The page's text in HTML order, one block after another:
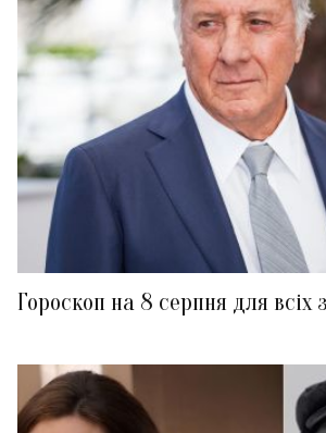
Гороскоп на 8 серпня для всіх